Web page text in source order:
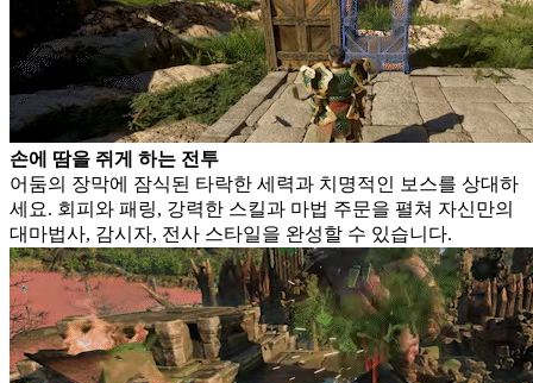
손에 땀을 쥐게 하는 전투
어둠의 장막에 잠식된 타락한 세력과 치명적인 보스를 상대하
세요. 회피와 패링, 강력한 스킬과 마법 주문을 펼쳐 자신만의
대마법사, 감시자, 전사 스타일을 완성할 수 있습니다.